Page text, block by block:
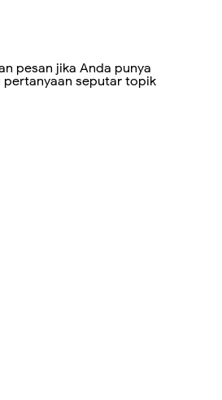
pesan jika Anda punya
pertanyaan seputar topik